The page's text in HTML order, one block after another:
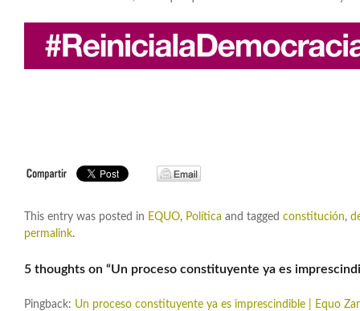
This entry was posted in EQUO, Política and tagged constitución,
permalink.
5 thoughts on “Un proceso constituyente ya es
Pingback: Un proceso constituyente ya es imprescindible | Equo